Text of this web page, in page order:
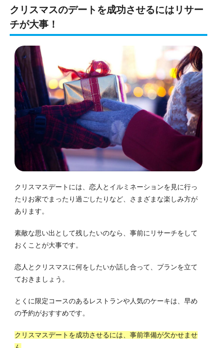
クリスマスのデートを成功させるにはリサー
チが大事！
クリスマスデートには、恋人とイルミネーションを見に行っ
たりお家でまったり過ごしたりなど、さまざまな楽しみ方が
あります。
素敵な思い出として残したいのなら、事前にリサーチをして
おくことが大事です。
恋人とクリスマスに何をしたいか話し合って、プランを立て
ておきましょう。
とくに限定コースのあるレストランや人気のケーキは、早め
の予約がおすすめです。
クリスマスデートを成功させるには、事前準備が欠かせませ